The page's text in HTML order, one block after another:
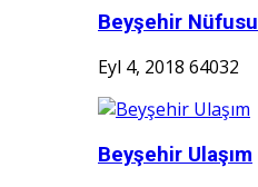
Beyşehir Nüfusu
Eyl 4, 2018 64032
Beyşehir Ulaşım